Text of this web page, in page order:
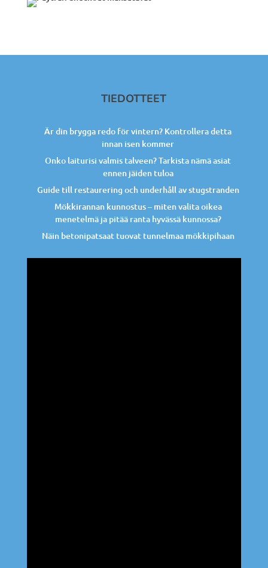
TIEDOTTEET
Är din brygga redo för vintern? Kontrollera detta
innan isen kommer
Onko laiturisi valmis talveen? Tarkista nämä asiat
ennen jäiden tuloa
Guide till restaurering och underhåll av stugstranden
Mökkirannan kunnostus – miten valita oikea
menetelmä ja pitää ranta hyvässä kunnossa?
Näin betonipatsaat tuovat tunnelmaa mökkipihaan